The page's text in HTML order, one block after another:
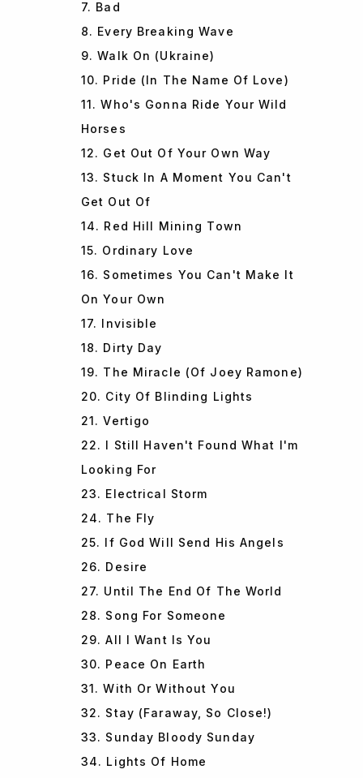
7. Bad
8. Every Breaking Wave
9. Walk On (Ukraine)
10. Pride (In The Name Of Love)
11. Who's Gonna Ride Your Wild
Horses
12. Get Out Of Your Own Way
13. Stuck In A Moment You Can't
Get Out Of
14. Red Hill Mining Town
15. Ordinary Love
16. Sometimes You Can't Make It
On Your Own
17. Invisible
18. Dirty Day
19. The Miracle (Of Joey Ramone)
20. City Of Blinding Lights
21. Vertigo
22. I Still Haven't Found What I'm
Looking For
23. Electrical Storm
24. The Fly
25. If God Will Send His Angels
26. Desire
27. Until The End Of The World
28. Song For Someone
29. All I Want Is You
30. Peace On Earth
31. With Or Without You
32. Stay (Faraway, So Close!)
33. Sunday Bloody Sunday
34. Lights Of Home